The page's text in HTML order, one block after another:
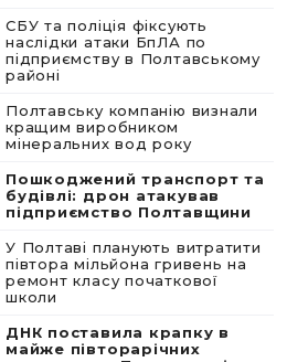
СБУ та поліція фіксують
наслідки атаки БпЛА по
підприємству в Полтавському
районі
Полтавську компанію визнали
кращим виробником
мінеральних вод року
Пошкоджений транспорт та
будівлі: дрон атакував
підприємство Полтавщини
У Полтаві планують витратити
півтора мільйона гривень на
ремонт класу початкової
школи
ДНК поставила крапку в
майже півторарічних